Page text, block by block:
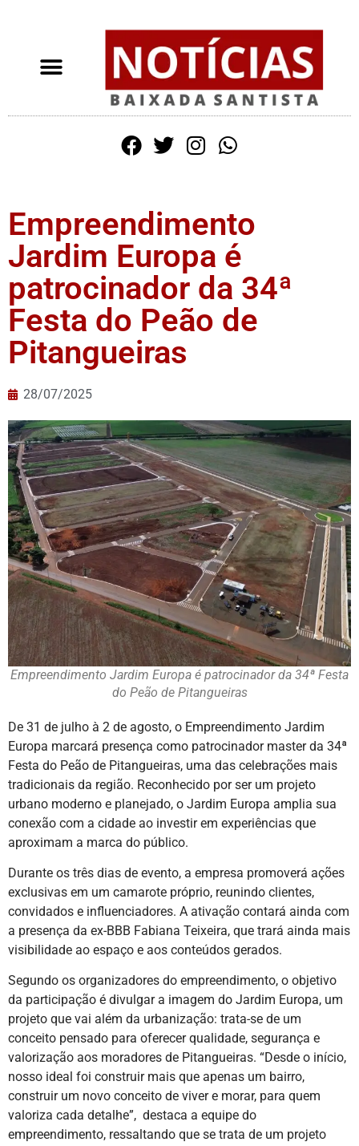
Empreendimento
Jardim Europa é
patrocinador da 34ª
Festa do Peão de
Pitangueiras
28/07/2025
Empreendimento Jardim Europa é patrocinador da 34ª Festa
do Peão de Pitangueiras
De 31 de julho à 2 de agosto, o Empreendimento Jardim
Europa marcará presença como patrocinador master da 34ª
Festa do Peão de Pitangueiras, uma das celebrações mais
tradicionais da região. Reconhecido por ser um projeto
urbano moderno e planejado, o Jardim Europa amplia sua
conexão com a cidade ao investir em experiências que
aproximam a marca do público.
Durante os três dias de evento, a empresa promoverá ações
exclusivas em um camarote próprio, reunindo clientes,
convidados e influenciadores. A ativação contará ainda com
a presença da ex-BBB Fabiana Teixeira, que trará ainda mais
visibilidade ao espaço e aos conteúdos gerados.
Segundo os organizadores do empreendimento, o objetivo
da participação é divulgar a imagem do Jardim Europa, um
projeto que vai além da urbanização: trata-se de um
conceito pensado para oferecer qualidade, segurança e
valorização aos moradores de Pitangueiras. “Desde o início,
nosso ideal foi construir mais que apenas um bairro,
construir um novo conceito de viver e morar, para quem
valoriza cada detalhe”, destaca a equipe do
empreendimento, ressaltando que se trata de um projeto